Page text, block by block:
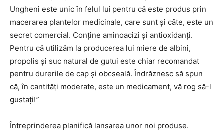
Ungheni este unic în felul lui pentru că este produs prin
macerarea plantelor medicinale, care sunt și câte, este un
secret comercial. Conține aminoacizi și antioxidanți.
Pentru că utilizăm la producerea lui miere de albini,
propolis și suc natural de gutui este chiar recomandat
pentru durerile de cap și oboseală. Îndrăznesc să spun
că, în cantități moderate, este un medicament, vă rog să-l
gustați!”
Întreprinderea planifică lansarea unor noi produse.